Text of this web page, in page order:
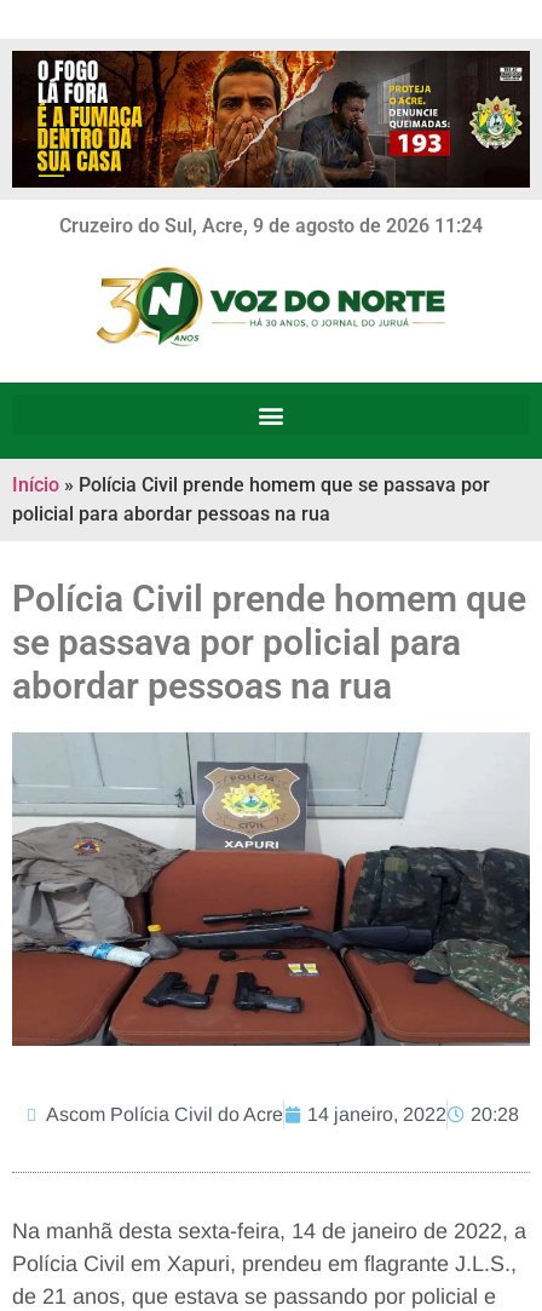
Cruzeiro do Sul, Acre, 9 de agosto de 2026 11:24
Início » Polícia Civil prende homem que se passava por
policial para abordar pessoas na rua
Polícia Civil prende homem que
se passava por policial para
abordar pessoas na rua
Ascom Polícia Civil do Acre 14 janeiro, 2022 20:28
Na manhã desta sexta-feira, 14 de janeiro de 2022, a
Polícia Civil em Xapuri, prendeu em flagrante J.L.S.,
de 21 anos, que estava se passando por policial e